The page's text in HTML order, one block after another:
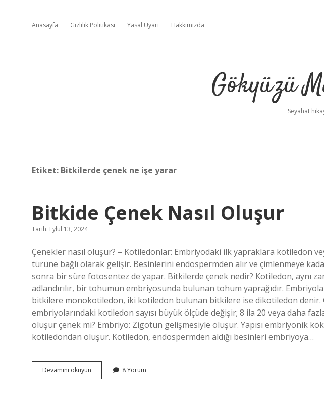
Anasayfa Gizlilik Politikası Yasal Uyarı Hakkımızda
Gökyüzü
Seyahat
Etiket: Bitkilerde çenek ne işe yarar
Bitkide Çenek Nasıl Oluşur
Tarih: Eylül 13, 2024
Çenekler nasıl oluşur? – Kotiledonlar: Embriyodaki ilk yapraklara kotiledon
türüne bağlı olarak gelişir. Besinlerini endospermden alır ve çimlenmeye
sonra bir süre fotosentez de yapar. Bitkilerde çenek nedir? Kotiledon, aynı
adlandırılır, bir tohumun embriyosunda bulunan tohum yaprağıdır.
bitkilere monokotiledon, iki kotiledon bulunan bitkilere ise dikotiledon denir.
embriyolarındaki kotiledon sayısı büyük ölçüde değişir; 8 ila 20 veya daha
oluşur çenek mi? Embriyo: Zigotun gelişmesiyle oluşur. Yapısı embriyonik
kotiledondan oluşur. Kotiledon, endospermden aldığı besinleri embriyoya…
Devamını okuyun
Çenek
8 Yorum